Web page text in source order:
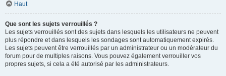
Haut
Que sont les sujets verrouillés ?
Les sujets verrouillés sont des sujets dans lesquels les utilisateurs ne peuvent
plus répondre et dans lesquels les sondages sont automatiquement expirés.
Les sujets peuvent être verrouillés par un administrateur ou un modérateur du
forum pour de multiples raisons. Vous pouvez également verrouiller vos
propres sujets, si cela a été autorisé par les administrateurs.